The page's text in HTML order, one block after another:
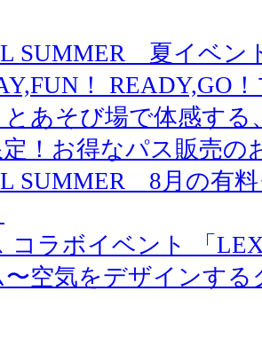
SUMMER 夏イベ
！ READY,GO
あそび場で体感する
！お得なパス販売の
SUMMER 8月の有
コラボイベント 「
〜空気をデザインす